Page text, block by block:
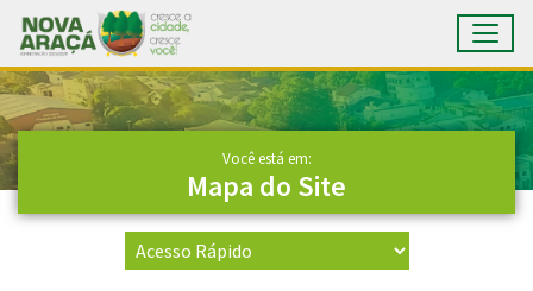
Ir para conteúdo principal
Conteúdo Principal
Você está em:
Mapa do Site